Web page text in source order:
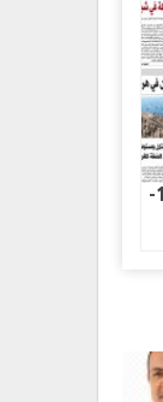
صحيفة الثورة الخميس 23 صفر 1448-